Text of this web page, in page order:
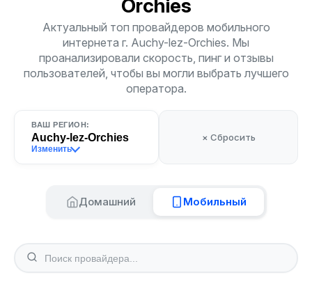
Orchies
Актуальный топ провайдеров мобильного
интернета г. Auchy-lez-Orchies. Мы
проанализировали скорость, пинг и отзывы
пользователей, чтобы вы могли выбрать лучшего
оператора.
ВАШ РЕГИОН:
Auchy-lez-Orchies
Изменить
× Сбросить
Домашний Мобильный